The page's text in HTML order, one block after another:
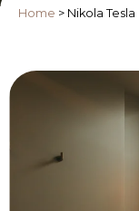
Home > Nikola Tesla